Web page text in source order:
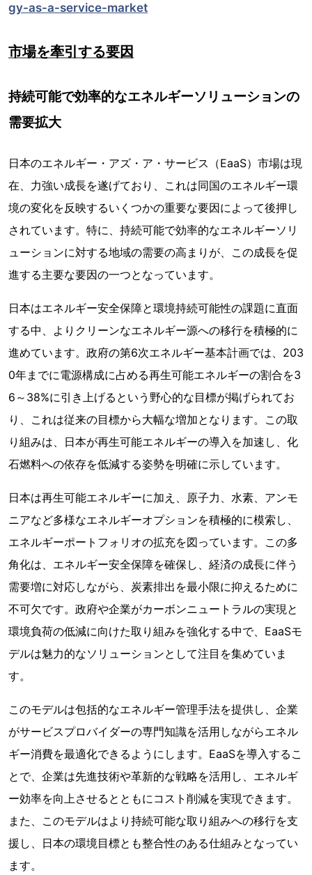
gy-as-a-service-market
市場を牽引する要因
持続可能で効率的なエネルギーソリューションの
需要拡大
日本のエネルギー・アズ・ア・サービス（EaaS）市場は現
在、力強い成長を遂げており、これは同国のエネルギー環
境の変化を反映するいくつかの重要な要因によって後押し
されています。特に、持続可能で効率的なエネルギーソリ
ューションに対する地域の需要の高まりが、この成長を促
進する主要な要因の一つとなっています。
日本はエネルギー安全保障と環境持続可能性の課題に直面
する中、よりクリーンなエネルギー源への移行を積極的に
進めています。政府の第6次エネルギー基本計画では、203
0年までに電源構成に占める再生可能エネルギーの割合を3
6～38%に引き上げるという野心的な目標が掲げられてお
り、これは従来の目標から大幅な増加となります。この取
り組みは、日本が再生可能エネルギーの導入を加速し、化
石燃料への依存を低減する姿勢を明確に示しています。
日本は再生可能エネルギーに加え、原子力、水素、アンモ
ニアなど多様なエネルギーオプションを積極的に模索し、
エネルギーポートフォリオの拡充を図っています。この多
角化は、エネルギー安全保障を確保し、経済の成長に伴う
需要増に対応しながら、炭素排出を最小限に抑えるために
不可欠です。政府や企業がカーボンニュートラルの実現と
環境負荷の低減に向けた取り組みを強化する中で、EaaSモ
デルは魅力的なソリューションとして注目を集めていま
す。
このモデルは包括的なエネルギー管理手法を提供し、企業
がサービスプロバイダーの専門知識を活用しながらエネル
ギー消費を最適化できるようにします。EaaSを導入するこ
とで、企業は先進技術や革新的な戦略を活用し、エネルギ
ー効率を向上させるとともにコスト削減を実現できます。
また、このモデルはより持続可能な取り組みへの移行を支
援し、日本の環境目標とも整合性のある仕組みとなってい
ます。